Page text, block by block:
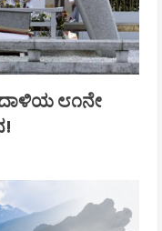
೮೧ನೇ